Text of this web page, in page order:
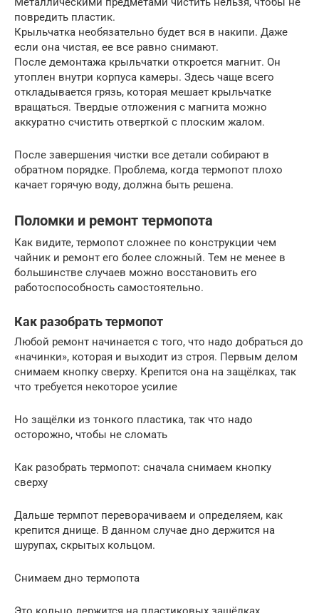
повредить пластик.
Крыльчатка необязательно будет вся в накипи. Даже
если она чистая, ее все равно снимают.
После демонтажа крыльчатки откроется магнит. Он
утоплен внутри корпуса камеры. Здесь чаще всего
откладывается грязь, которая мешает крыльчатке
вращаться. Твердые отложения с магнита можно
аккуратно счистить отверткой с плоским жалом.
После завершения чистки все детали собирают в
обратном порядке. Проблема, когда термопот плохо
качает горячую воду, должна быть решена.
Поломки и ремонт термопота
Как видите, термопот сложнее по конструкции чем
чайник и ремонт его более сложный. Тем не менее в
большинстве случаев можно восстановить его
работоспособность самостоятельно.
Как разобрать термопот
Любой ремонт начинается с того, что надо добраться до
«начинки», которая и выходит из строя. Первым делом
снимаем кнопку сверху. Крепится она на защёлках, так
что требуется некоторое усилие
Но защёлки из тонкого пластика, так что надо
осторожно, чтобы не сломать
Как разобрать термопот: сначала снимаем кнопку
сверху
Дальше термпот переворачиваем и определяем, как
крепится днище. В данном случае дно держится на
шурупах, скрытых кольцом.
Снимаем дно термопота